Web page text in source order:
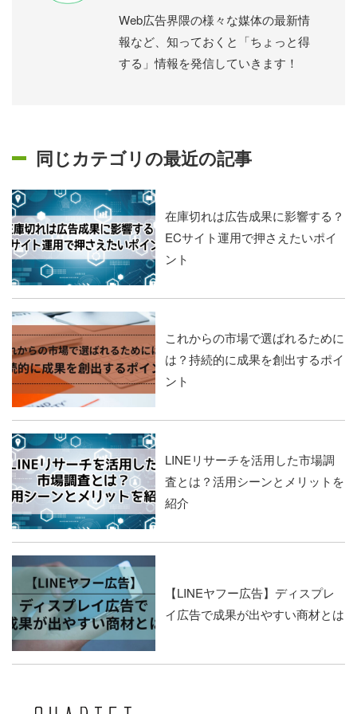
Web広告界隈の様々な媒体の最新情
報など、知っておくと「ちょっと得
する」情報を発信していきます！
同じカテゴリの最近の記事
在庫切れは広告成果に影響する？
ECサイト運用で押さえたいポイ
ント
これからの市場で選ばれるために
は？持続的に成果を創出するポイ
ント
LINEリサーチを活用した市場調
査とは？活用シーンとメリットを
紹介
【LINEヤフー広告】ディスプレ
イ広告で成果が出やすい商材とは